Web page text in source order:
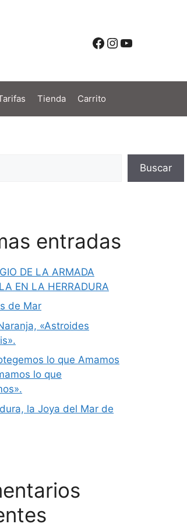
Facebook
Instagram
YouTube
Tienda Carrito
Buscar
entradas
DE LA ARMADA
EN LA HERRADURA
de Mar
«Astroides
lo que Amamos
lo que
la Joya del Mar de